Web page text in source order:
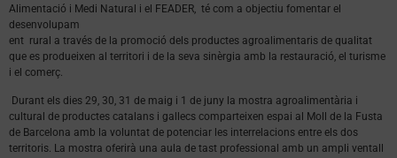
Alimentació i Medi Natural i el FEADER, té com a objectiu fomentar el
desenvolupam
ent rural a través de la promoció dels productes agroalimentaris de qualitat
que es produeixen al territori i de la seva sinèrgia amb la restauració, el turisme
i el comerç.
Durant els dies 29, 30, 31 de maig i 1 de juny la mostra agroalimentària i
cultural de productes catalans i gallecs comparteixen espai al Moll de la Fusta
de Barcelona amb la voluntat de potenciar les interrelacions entre els dos
territoris. La mostra oferirà una aula de tast professional amb un ampli ventall